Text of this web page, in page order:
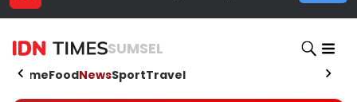
SUMSEL
HomeFoodNewsSportTravel